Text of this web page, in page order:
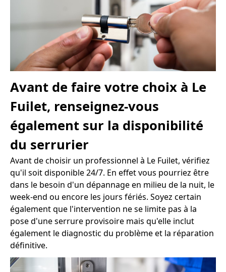
Avant de faire votre choix à Le
Fuilet, renseignez-vous
également sur la disponibilité
du serrurier
Avant de choisir un professionnel à Le Fuilet, vérifiez
qu'il soit disponible 24/7. En effet vous pourriez être
dans le besoin d'un dépannage en milieu de la nuit, le
week-end ou encore les jours fériés. Soyez certain
également que l'intervention ne se limite pas à la
pose d'une serrure provisoire mais qu'elle inclut
également le diagnostic du problème et la réparation
définitive.